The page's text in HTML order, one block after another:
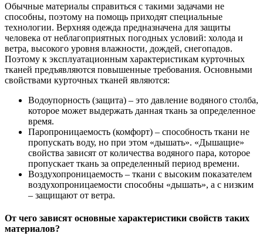
Обычные материалы справиться с такими задачами не
способны, поэтому на помощь приходят специальные
технологии. Верхняя одежда предназначена для защиты
человека от неблагоприятных погодных условий: холода и
ветра, высокого уровня влажности, дождей, снегопадов.
Поэтому к эксплуатационным характеристикам курточных
тканей предъявляются повышенные требования. Основными
свойствами курточных тканей являются:
Водоупорность (защита) – это давление водяного столба,
которое может выдержать данная ткань за определенное
время.
Паропроницаемость (комфорт) – способность ткани не
пропускать воду, но при этом «дышать». «Дышащие»
свойства зависят от количества водяного пара, которое
пропускает ткань за определенный период времени.
Воздухопроницаемость – ткани с высоким показателем
воздухопроницаемости способны «дышать», а с низким
– защищают от ветра.
От чего зависят основные характеристики свойств таких
материалов?